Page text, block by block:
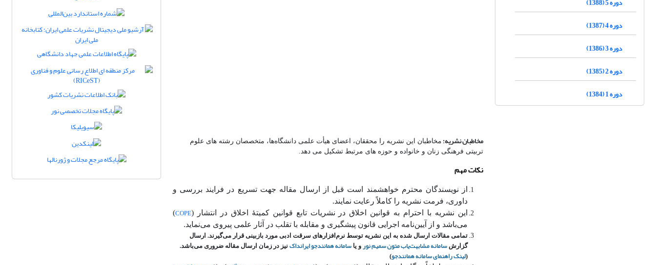
دوره 4 (1387)
دوره 3 (1386)
دوره 2 (1385)
دوره 1 (1384)
مخاطبان نشریه: مخاطبان این نشریه را محققان، اعضای هیأت علمی دانشگاه‌ها، متخصصان رشته های علوم
تربیتی فرهنگی زنان و خانواده و حوزه های مرتبط تشکیل می دهد.
نکات مهم
از نویسندگان محترم خواهشمند است قبل از ارسال مقاله جهت تسریع در فرایند بررسی و
داوری، فرمت نشریه را کاملاً رعایت نمایند.
این نشریه با احترام به قوانین اخلاق در نشریات تابع قوانین کمیتۀ اخلاق در انتشار (COPE
)
می‌باشد و از آیین‌نامه اجرایی قانون پیشگیری و مقابله با تقلب در آثار علمی پیروی می‌نماید.
تمامی مقالات ارسال شده به این نشریه توسط نرم‌افزارهای سرقت ادبی مورد بازبینی قرار می‌گیرند. ارسال
گزارش سامانه مشابهت‌یاب متون سمیم نور و یا سامانه همانندجو ایرانداک نیز در زمان ارسال مقاله ضروری می‌باشد.
(لینک راهنمای سامانه همانندجو)